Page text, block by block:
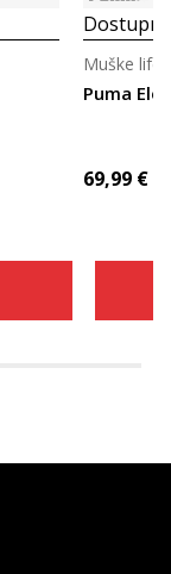
Puma
Muške
69,99 €